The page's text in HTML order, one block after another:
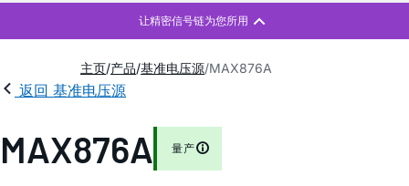
主页 产品 基准电压源 MAX876A
返回 基准电压源
MAX876A 量产